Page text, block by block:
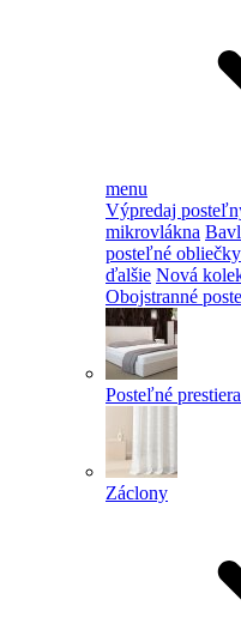
menu
Výpredaj
mikrovlákna
posteľné obliečky
ďalšie Nová
Obojstranné
Posteľné
Záclony